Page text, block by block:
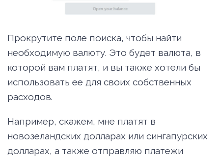
Прокрутите поле поиска, чтобы найти
необходимую валюту. Это будет валюта, в
которой вам платят, и вы также хотели бы
использовать ее для своих собственных
расходов.
Например, скажем, мне платят в
новозеландских долларах или сингапурских
долларах, а также отправляю платежи